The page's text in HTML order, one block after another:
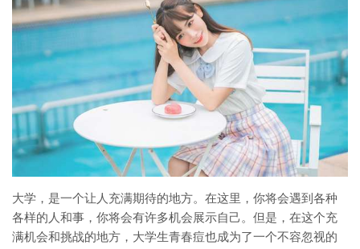
大学，是一个让人充满期待的地方。在这里，你将会遇到各种
各样的人和事，你将会有许多机会展示自己。但是，在这个充
满机会和挑战的地方，大学生青春痘也成为了一个不容忽视的